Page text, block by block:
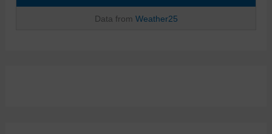
Data from Weather25